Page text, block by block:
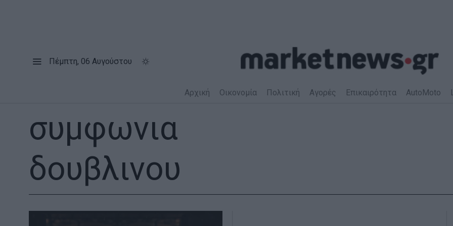
Πέμπτη, 06 Αυγούστου
Αρχική Οικονομία Πολιτική Αγορές Επικαιρότητα AutoMoto
συμφωνια
δουβλινου